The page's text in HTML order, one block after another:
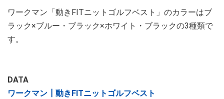
ワークマン「動きFITニットゴルフベスト」のカラーはブ
ラック×ブルー・ブラック×ホワイト・ブラックの3種類で
す。
DATA
ワークマン┃動きFITニットゴルフベスト